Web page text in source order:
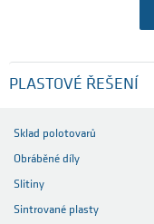
PLASTOVÉ ŘEŠENÍ
Sklad polotovarů
Obráběné díly
Slitiny
Sintrované plasty